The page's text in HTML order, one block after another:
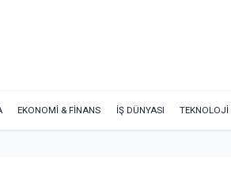
EKONOMİ & FİNANS İŞ DÜNYASI TEKNOLOJİ